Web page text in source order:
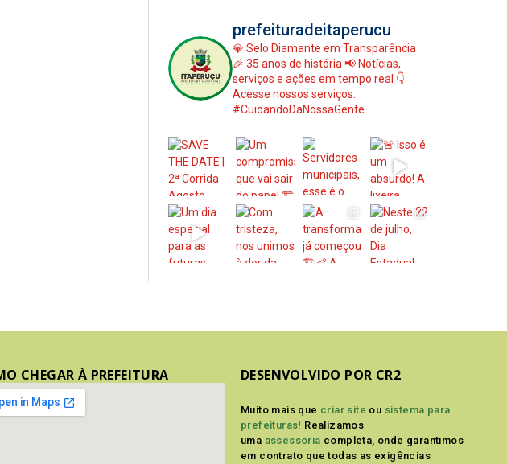
prefeituradeitaperucu
💎 Selo Diamante em Transparência
🎉 35 anos de história 📢 Notícias,
serviços e ações em tempo real 👇
Acesse nossos serviços:
#CuidandoDaNossaGente
CHEGAR À PREFEITURA DESENVOLVIDO POR CR2
Muito mais que criar site ou sistema para
prefeituras! Realizamos
uma assessoria completa, onde garantimos
em contrato que todas as exigências